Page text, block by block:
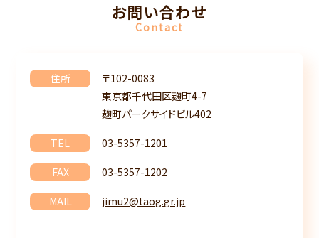
お問い合わせ
Contact
住所
〒102-0083
東京都千代田区麹町4-7
麹町パークサイドビル402
TEL 03-5357-1201
FAX 03-5357-1202
MAIL jimu2@taog.gr.jp